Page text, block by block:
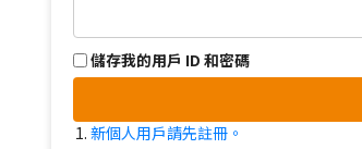
儲存我的用戶 ID 和密碼
新個人用戶請先註冊。